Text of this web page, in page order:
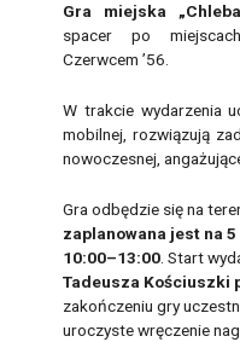
Gra miejska
spacer po
Czerwcem ’56.
W trakcie wydarzenia
mobilnej, rozwiązują
nowoczesnej,
Gra odbędzie się na
zaplanowana jest na
10:00–13:00 . Start
Tadeusza Kościuszki
zakończeniu gry
uroczyste wręczenie